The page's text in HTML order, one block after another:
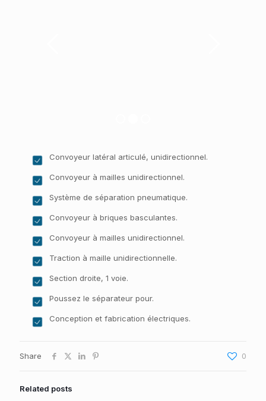
Convoyeur latéral articulé, unidirectionnel.
Convoyeur à mailles unidirectionnel.
Système de séparation pneumatique.
Convoyeur à briques basculantes.
Convoyeur à mailles unidirectionnel.
Traction à maille unidirectionnelle.
Section droite, 1 voie.
Poussez le séparateur pour.
Conception et fabrication électriques.
Share 0
Related posts